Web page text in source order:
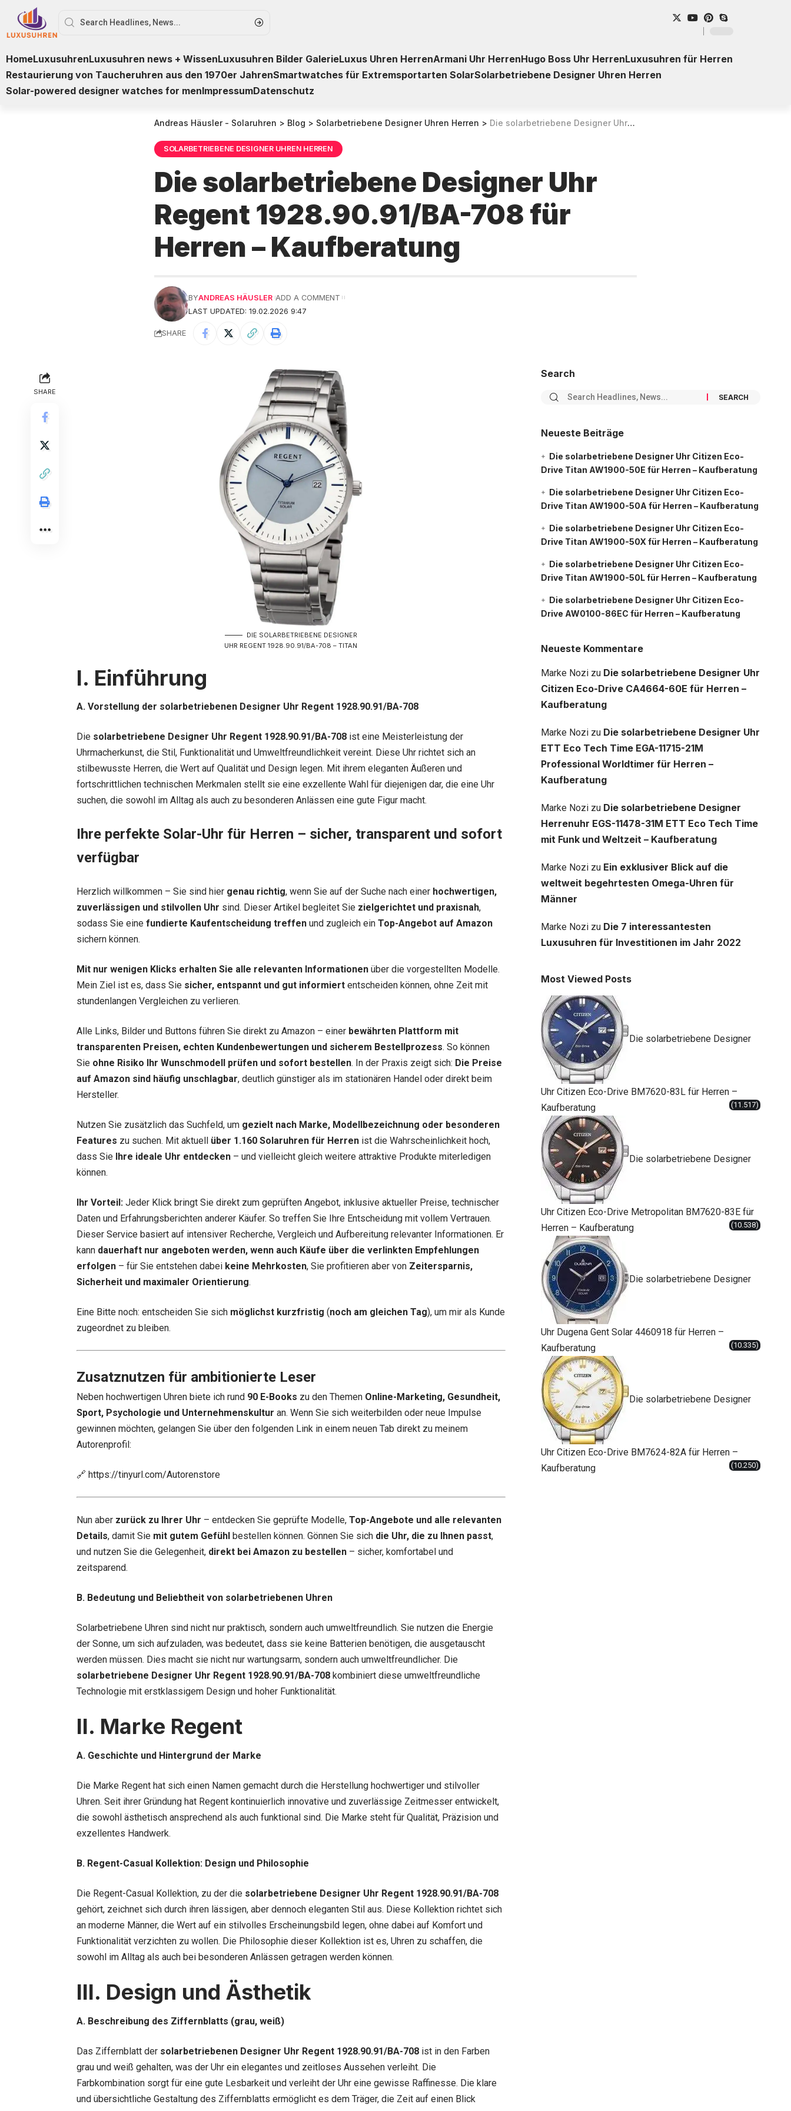
HomeLuxusuhrenLuxusuhren news + WissenLuxusuhren Bilder GalerieLuxus Uhren HerrenArmani Uhr HerrenHugo Boss Uhr HerrenLuxusuhren für Herren
Restaurierung von Taucheruhren aus den 1970er JahrenSmartwatches für Extremsportarten SolarSolarbetriebene Designer Uhren Herren
Solar-powered designer watches for menImpressumDatenschutz
Andreas Häusler - Solaruhren > Blog > Solarbetriebene Designer Uhren Herren > Die solarbetriebene Designer Uhr Regent 1928.90.91/BA-708 für Herren – Kaufberatung
SOLARBETRIEBENE DESIGNER UHREN HERREN
Die solarbetriebene Designer Uhr
Regent 1928.90.91/BA-708 für
Herren – Kaufberatung
LAST UPDATED: 19.02.2026 9:47
BYANDREAS HÄUSLER ADD A COMMENT
SHARE
SHARE
DIE SOLARBETRIEBENE DESIGNER
UHR REGENT 1928.90.91/BA-708 – TITAN
I. Einführung
A. Vorstellung der solarbetriebenen Designer Uhr Regent 1928.90.91/BA-708
Die solarbetriebene Designer Uhr Regent 1928.90.91/BA-708 ist eine Meisterleistung der
Uhrmacherkunst, die Stil, Funktionalität und Umweltfreundlichkeit vereint. Diese Uhr richtet sich an
stilbewusste Herren, die Wert auf Qualität und Design legen. Mit ihrem eleganten Äußeren und
fortschrittlichen technischen Merkmalen stellt sie eine exzellente Wahl für diejenigen dar, die eine Uhr
suchen, die sowohl im Alltag als auch zu besonderen Anlässen eine gute Figur macht.
Ihre perfekte Solar-Uhr für Herren – sicher, transparent und sofort
verfügbar
Herzlich willkommen – Sie sind hier genau richtig, wenn Sie auf der Suche nach einer hochwertigen,
zuverlässigen und stilvollen Uhr sind. Dieser Artikel begleitet Sie zielgerichtet und praxisnah,
sodass Sie eine fundierte Kaufentscheidung treffen und zugleich ein Top-Angebot auf Amazon
sichern können.
Mit nur wenigen Klicks erhalten Sie alle relevanten Informationen über die vorgestellten Modelle.
Mein Ziel ist es, dass Sie sicher, entspannt und gut informiert entscheiden können, ohne Zeit mit
stundenlangen Vergleichen zu verlieren.
Alle Links, Bilder und Buttons führen Sie direkt zu Amazon – einer bewährten Plattform mit
transparenten Preisen, echten Kundenbewertungen und sicherem Bestellprozess. So können
Sie ohne Risiko Ihr Wunschmodell prüfen und sofort bestellen. In der Praxis zeigt sich: Die Preise
auf Amazon sind häufig unschlagbar, deutlich günstiger als im stationären Handel oder direkt beim
Hersteller.
Nutzen Sie zusätzlich das Suchfeld, um gezielt nach Marke, Modellbezeichnung oder besonderen
Features zu suchen. Mit aktuell über 1.160 Solaruhren für Herren ist die Wahrscheinlichkeit hoch,
dass Sie Ihre ideale Uhr entdecken – und vielleicht gleich weitere attraktive Produkte miterledigen
können.
Ihr Vorteil: Jeder Klick bringt Sie direkt zum geprüften Angebot, inklusive aktueller Preise, technischer
Daten und Erfahrungsberichten anderer Käufer. So treffen Sie Ihre Entscheidung mit vollem Vertrauen.
Dieser Service basiert auf intensiver Recherche, Vergleich und Aufbereitung relevanter Informationen. Er
kann dauerhaft nur angeboten werden, wenn auch Käufe über die verlinkten Empfehlungen
erfolgen – für Sie entstehen dabei keine Mehrkosten, Sie profitieren aber von Zeitersparnis,
Sicherheit und maximaler Orientierung.
Eine Bitte noch: entscheiden Sie sich möglichst kurzfristig (noch am gleichen Tag), um mir als Kunde
zugeordnet zu bleiben.
Zusatznutzen für ambitionierte Leser
Neben hochwertigen Uhren biete ich rund 90 E-Books zu den Themen Online-Marketing, Gesundheit,
Sport, Psychologie und Unternehmenskultur an. Wenn Sie sich weiterbilden oder neue Impulse
gewinnen möchten, gelangen Sie über den folgenden Link in einem neuen Tab direkt zu meinem
Autorenprofil:
🔗 https://tinyurl.com/Autorenstore
Nun aber zurück zu Ihrer Uhr – entdecken Sie geprüfte Modelle, Top-Angebote und alle relevanten
Details, damit Sie mit gutem Gefühl bestellen können. Gönnen Sie sich die Uhr, die zu Ihnen passt,
und nutzen Sie die Gelegenheit, direkt bei Amazon zu bestellen – sicher, komfortabel und
zeitsparend.
B. Bedeutung und Beliebtheit von solarbetriebenen Uhren
Solarbetriebene Uhren sind nicht nur praktisch, sondern auch umweltfreundlich. Sie nutzen die Energie
der Sonne, um sich aufzuladen, was bedeutet, dass sie keine Batterien benötigen, die ausgetauscht
werden müssen. Dies macht sie nicht nur wartungsarm, sondern auch umweltfreundlicher. Die
solarbetriebene Designer Uhr Regent 1928.90.91/BA-708 kombiniert diese umweltfreundliche
Technologie mit erstklassigem Design und hoher Funktionalität.
II. Marke Regent
A. Geschichte und Hintergrund der Marke
Die Marke Regent hat sich einen Namen gemacht durch die Herstellung hochwertiger und stilvoller
Uhren. Seit ihrer Gründung hat Regent kontinuierlich innovative und zuverlässige Zeitmesser entwickelt,
die sowohl ästhetisch ansprechend als auch funktional sind. Die Marke steht für Qualität, Präzision und
exzellentes Handwerk.
B. Regent-Casual Kollektion: Design und Philosophie
Die Regent-Casual Kollektion, zu der die solarbetriebene Designer Uhr Regent 1928.90.91/BA-708
gehört, zeichnet sich durch ihren lässigen, aber dennoch eleganten Stil aus. Diese Kollektion richtet sich
an moderne Männer, die Wert auf ein stilvolles Erscheinungsbild legen, ohne dabei auf Komfort und
Funktionalität verzichten zu wollen. Die Philosophie dieser Kollektion ist es, Uhren zu schaffen, die
sowohl im Alltag als auch bei besonderen Anlässen getragen werden können.
III. Design und Ästhetik
A. Beschreibung des Ziffernblatts (grau, weiß)
Das Ziffernblatt der solarbetriebenen Designer Uhr Regent 1928.90.91/BA-708 ist in den Farben
grau und weiß gehalten, was der Uhr ein elegantes und zeitloses Aussehen verleiht. Die
Farbkombination sorgt für eine gute Lesbarkeit und verleiht der Uhr eine gewisse Raffinesse. Die klare
und übersichtliche Gestaltung des Ziffernblatts ermöglicht es dem Träger, die Zeit auf einen Blick
Search
Neueste Beiträge
Die solarbetriebene Designer Uhr Citizen Eco-
Drive Titan AW1900-50E für Herren – Kaufberatung
Die solarbetriebene Designer Uhr Citizen Eco-
Drive Titan AW1900-50A für Herren – Kaufberatung
Die solarbetriebene Designer Uhr Citizen Eco-
Drive Titan AW1900-50X für Herren – Kaufberatung
Die solarbetriebene Designer Uhr Citizen Eco-
Drive Titan AW1900-50L für Herren – Kaufberatung
Die solarbetriebene Designer Uhr Citizen Eco-
Drive AW0100-86EC für Herren – Kaufberatung
Neueste Kommentare
Marke Nozizu Die solarbetriebene Designer Uhr
Citizen Eco-Drive CA4664-60E für Herren –
Kaufberatung
Marke Nozizu Die solarbetriebene Designer Uhr
ETT Eco Tech Time EGA-11715-21M
Professional Worldtimer für Herren –
Kaufberatung
Marke Nozizu Die solarbetriebene Designer
Herrenuhr EGS-11478-31M ETT Eco Tech Time
mit Funk und Weltzeit – Kaufberatung
Marke Nozizu Ein exklusiver Blick auf die
weltweit begehrtesten Omega-Uhren für
Männer
Marke Nozizu Die 7 interessantesten
Luxusuhren für Investitionen im Jahr 2022
Most Viewed Posts
Die solarbetriebene Designer
Uhr Citizen Eco-Drive BM7620-83L für Herren –
Kaufberatung
(11.517)
Die solarbetriebene Designer
Uhr Citizen Eco-Drive Metropolitan BM7620-83E für
Herren – Kaufberatung
(10.538)
Die solarbetriebene Designer
Uhr Dugena Gent Solar 4460918 für Herren –
Kaufberatung
(10.335)
Die solarbetriebene Designer
Uhr Citizen Eco-Drive BM7624-82A für Herren –
Kaufberatung
(10.250)